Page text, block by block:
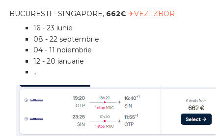
BUCURESTI - SINGAPORE,662€ ✈VEZI ZBOR
16 - 23 iunie
08 - 22 septembrie
04 - 11 noiembrie
12 - 20 ianuarie
...